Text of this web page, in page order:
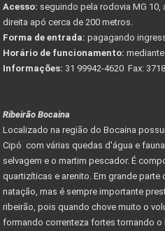
Acesso: seguindo pela rodovia MG 10,
direita apó cerca de 200 metros.
Forma de entrada: pagagando
Horário de funcionamento:
Informações: 31 99942-4620 Fax:
Ribeirão Bocaina
Localizado na região do Bocaina
Cipó com várias quedas d'água e
selvagem e o martim pescador. É
quartizíticas e arenito. Em grande
natação, mas é sempre importante
ribeirão, pois quando chove muito o
formando correnteza fortes tornando o